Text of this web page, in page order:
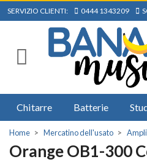
SERVIZIO CLIENTI: 0444 1343209
Chitarre Batterie
Home Mercatino dell'usato
Orange OB1-300